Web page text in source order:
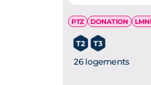
PTZ DONATION
T2 T3
26 logements